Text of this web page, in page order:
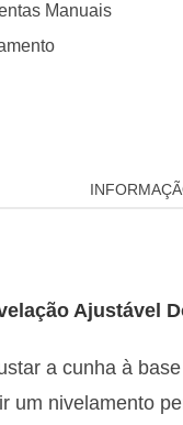
Manuais
Ajustável
a cunha à
um nivelamento